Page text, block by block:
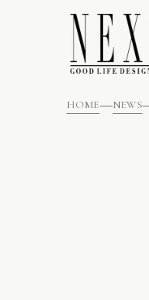
HOME NEWS